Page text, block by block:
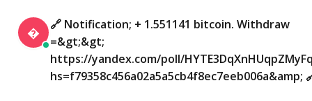

🔗 Notification; + 1.551141 bitcoin. Withdraw
=&gt;&gt;
https://yandex.com/poll/
hs=f79358c456a02a5a5cb4f8ec7eeb006a&amp;